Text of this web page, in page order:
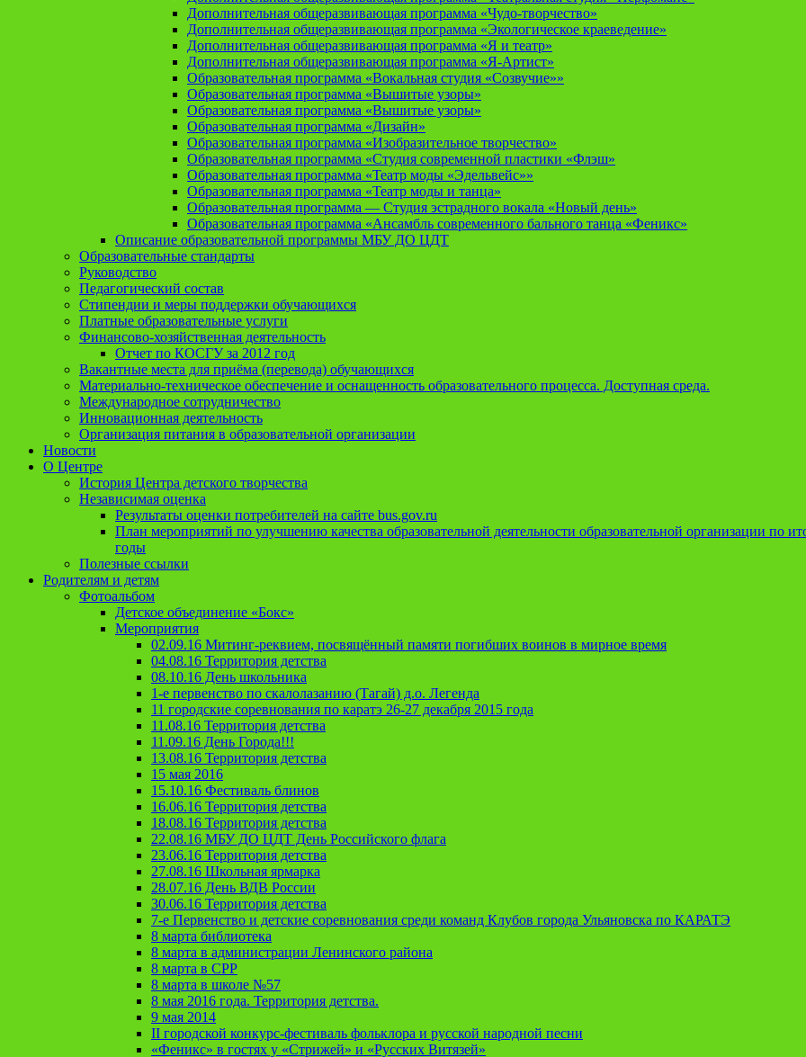
Дополнительная общеразвивающая программа «Чудо-творчество»
Дополнительная общеразвивающая программа «Экологическое краеведение»
Дополнительная общеразвивающая программа «Я и театр»
Дополнительная общеразвивающая программа «Я-Артист»
Образовательная программа «Вокальная студия «Созвучие»»
Образовательная программа «Вышитые узоры»
Образовательная программа «Вышитые узоры»
Образовательная программа «Дизайн»
Образовательная программа «Изобразительное творчество»
Образовательная программа «Студия современной пластики «Флэш»
Образовательная программа «Театр моды «Эдельвейс»»
Образовательная программа «Театр моды и танца»
Образовательная программа — Студия эстрадного вокала «Новый день»
Образовательная программа «Ансамбль современного бального танца «Феникс»
Описание образовательной программы МБУ ДО ЦДТ
Образовательные стандарты
Руководство
Педагогический состав
Стипендии и меры поддержки обучающихся
Платные образовательные услуги
Финансово-хозяйственная деятельность
Отчет по КОСГУ за 2012 год
Вакантные места для приёма (перевода) обучающихся
Материально-техническое обеспечение и оснащенность образовательного процесса. Доступная среда.
Международное сотрудничество
Инновационная деятельность
Организация питания в образовательной организации
Новости
О Центре
История Центра детского творчества
Независимая оценка
Результаты оценки потребителей на сайте bus.gov.ru
План мероприятий по улучшению качества образовательной деятельности образовательной организации по
годы
Полезные ссылки
Родителям и детям
Фотоальбом
Детское объединение «Бокс»
Мероприятия
02.09.16 Митинг-реквием, посвящённый памяти погибших воинов в мирное время
04.08.16 Территория детства
08.10.16 День школьника
1-е первенство по скалолазанию (Тагай) д.о. Легенда
11 городские соревнования по каратэ 26-27 декабря 2015 года
11.08.16 Территория детства
11.09.16 День Города!!!
13.08.16 Территория детства
15 мая 2016
15.10.16 Фестиваль блинов
16.06.16 Территория детства
18.08.16 Территория детства
22.08.16 МБУ ДО ЦДТ День Российского флага
23.06.16 Территория детства
27.08.16 Школьная ярмарка
28.07.16 День ВДВ России
30.06.16 Территория детства
7-е Первенство и детские соревнования среди команд Клубов города Ульяновска по КАРАТЭ
8 марта библиотека
8 марта в администрации Ленинского района
8 марта в СРР
8 марта в школе №57
8 мая 2016 года. Территория детства.
9 мая 2014
II городской конкурс-фестиваль фольклора и русской народной песни
«Феникс» в гостях у «Стрижей» и «Русских Витязей»